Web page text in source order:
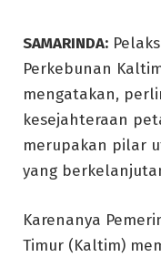
SAMARINDA:
Perkebunan
mengatakan,
kesejahteraan
merupakan pilar
yang
Karenanya
Timur (Kaltim)